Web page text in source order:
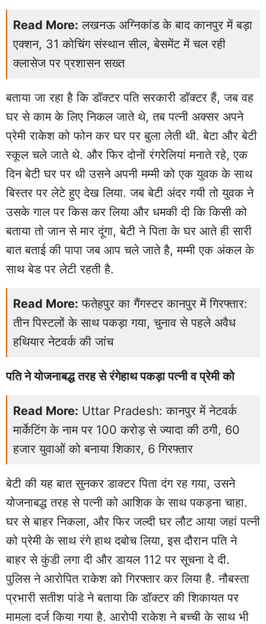
Read More: लखनऊ अग्निकांड के बाद कानपुर में बड़ा
एक्शन, 31 कोचिंग संस्थान सील, बेसमेंट में चल रही
क्लासेज पर प्रशासन सख्त
बताया जा रहा है कि डॉक्टर पति सरकारी डॉक्टर हैं, जब वह
घर से काम के लिए निकल जाते थे, तब पत्नी अक्सर अपने
प्रेमी राकेश को फोन कर घर पर बुला लेती थी. बेटा और बेटी
स्कूल चले जाते थे. और फिर दोनों रंगरेलियां मनाते रहे, एक
दिन बेटी घर पर थी उसने अपनी मम्मी को एक युवक के साथ
बिस्तर पर लेटे हुए देख लिया. जब बेटी अंदर गयी तो युवक ने
उसके गाल पर किस कर लिया और धमकी दी कि किसी को
बताया तो जान से मार दूंगा, बेटी ने पिता के घर आते ही सारी
बात बताई की पापा जब आप चले जाते है, मम्मी एक अंकल के
साथ बेड पर लेटी रहती है.
Read More: फतेहपुर का गैंगस्टर कानपुर में गिरफ्तार:
तीन पिस्टलों के साथ पकड़ा गया, चुनाव से पहले अवैध
हथियार नेटवर्क की जांच
पति ने योजनाबद्ध तरह से रंगेहाथ पकड़ा पत्नी व प्रेमी को
Read More: Uttar Pradesh: कानपुर में नेटवर्क
मार्केटिंग के नाम पर 100 करोड़ से ज्यादा की ठगी, 60
हजार युवाओं को बनाया शिकार, 6 गिरफ्तार
बेटी की यह बात सुनकर डाक्टर पिता दंग रह गया, उसने
योजनाबद्ध तरह से पत्नी को आशिक के साथ पकड़ना चाहा.
घर से बाहर निकला, और फिर जल्दी घर लौट आया जहां पत्नी
को प्रेमी के साथ रंगे हाथ दबोच लिया, इस दौरान पति ने
बाहर से कुंडी लगा दी और डायल 112 पर सूचना दे दी.
पुलिस ने आरोपित राकेश को गिरफ्तार कर लिया है. नौबस्ता
प्रभारी सतीश पांडे ने बताया कि डॉक्टर की शिकायत पर
मामला दर्ज किया गया है. आरोपी राकेश ने बच्ची के साथ भी